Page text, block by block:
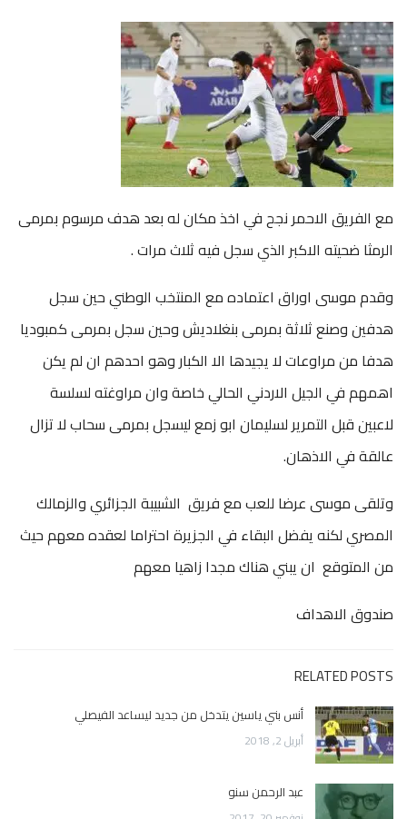
مع الفريق الاحمر نجح في اخذ مكان له بعد هدف مرسوم بمرمى
الرمثا ضحيته الاكبر الذي سجل فيه ثلاث مرات .
وقدم موسى اوراق اعتماده مع المنتخب الوطني حين سجل
هدفين وصنع ثلاثة بمرمى بنغلاديش وحين سجل بمرمى كمبوديا
هدفا من مراوعات لا يجيدها الا الكبار وهو احدهم ان لم يكن
اهمهم في الجيل الاردني الحالي خاصة وان مراوغته لسلسة
لاعبين قبل التمرير لسليمان ابو زمع ليسجل بمرمى سحاب لا تزال
عالقة في الاذهان.
وتلقى موسى عرضا للعب مع فريق الشبيبة الجزائري والزمالك
المصري لكنه يفضل البقاء في الجزيرة احتراما لعقده معهم حيث
من المتوقع ان يبني هناك مجدا زاهيا معهم
صندوق الاهداف
RELATED POSTS
أنس بني ياسين يتدخل من جديد ليساعد الفيصلي
أبريل 2, 2018
عبد الرحمن سنو